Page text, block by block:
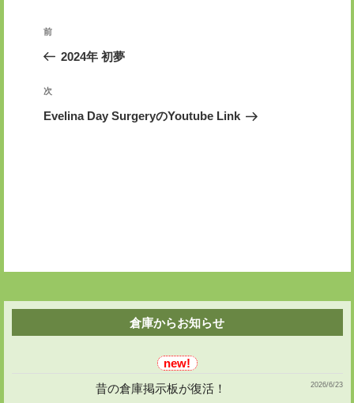
投
ビ
ゲ
前
の
稿
前
2024年 初夢
次
の
次
Evelina Day SurgeryのYoutube Link
倉庫からお知らせ
昔の倉庫掲示板が復活！ 2026/6/23